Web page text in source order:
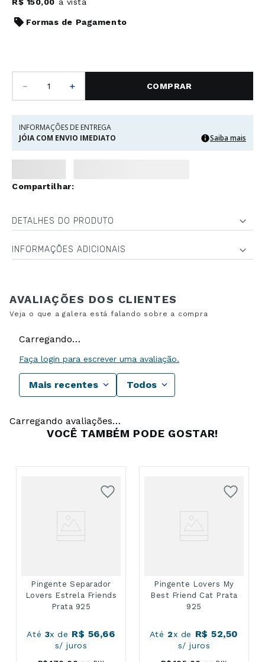
Formas de Pagamento
＋
－ COMPRAR
INFORMAÇÕES DE ENTREGA
JÓIA COM ENVIO IMEDIATO
Saiba mais
DETALHES DO PRODUTO
INFORMAÇÕES ADICIONAIS
Carregando…
Faça login para escrever uma avaliação.
Mais recentes Todos
Carregando avaliações…
VOCÊ TAMBÉM PODE GOSTAR!
Pingente Separador
Lovers Estrela Friends
Prata 925
Até 3x de R$ 56,66
s/ juros
Pingente Lovers My
Best Friend Cat Prata
925
Até 2x de R$ 52,50
s/ juros